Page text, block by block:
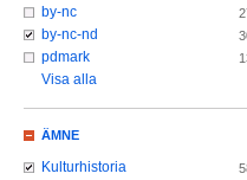
by-nc
by-nc-nd
pdmark
Visa alla
ÄMNE
Kulturhistoria